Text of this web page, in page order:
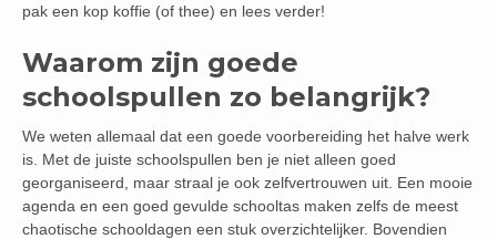
pak een kop koffie (of thee) en lees verder!
Waarom zijn goede
schoolspullen zo belangrijk?
We weten allemaal dat een goede voorbereiding het halve werk
is. Met de juiste schoolspullen ben je niet alleen goed
georganiseerd, maar straal je ook zelfvertrouwen uit. Een mooie
agenda en een goed gevulde schooltas maken zelfs de meest
chaotische schooldagen een stuk overzichtelijker. Bovendien